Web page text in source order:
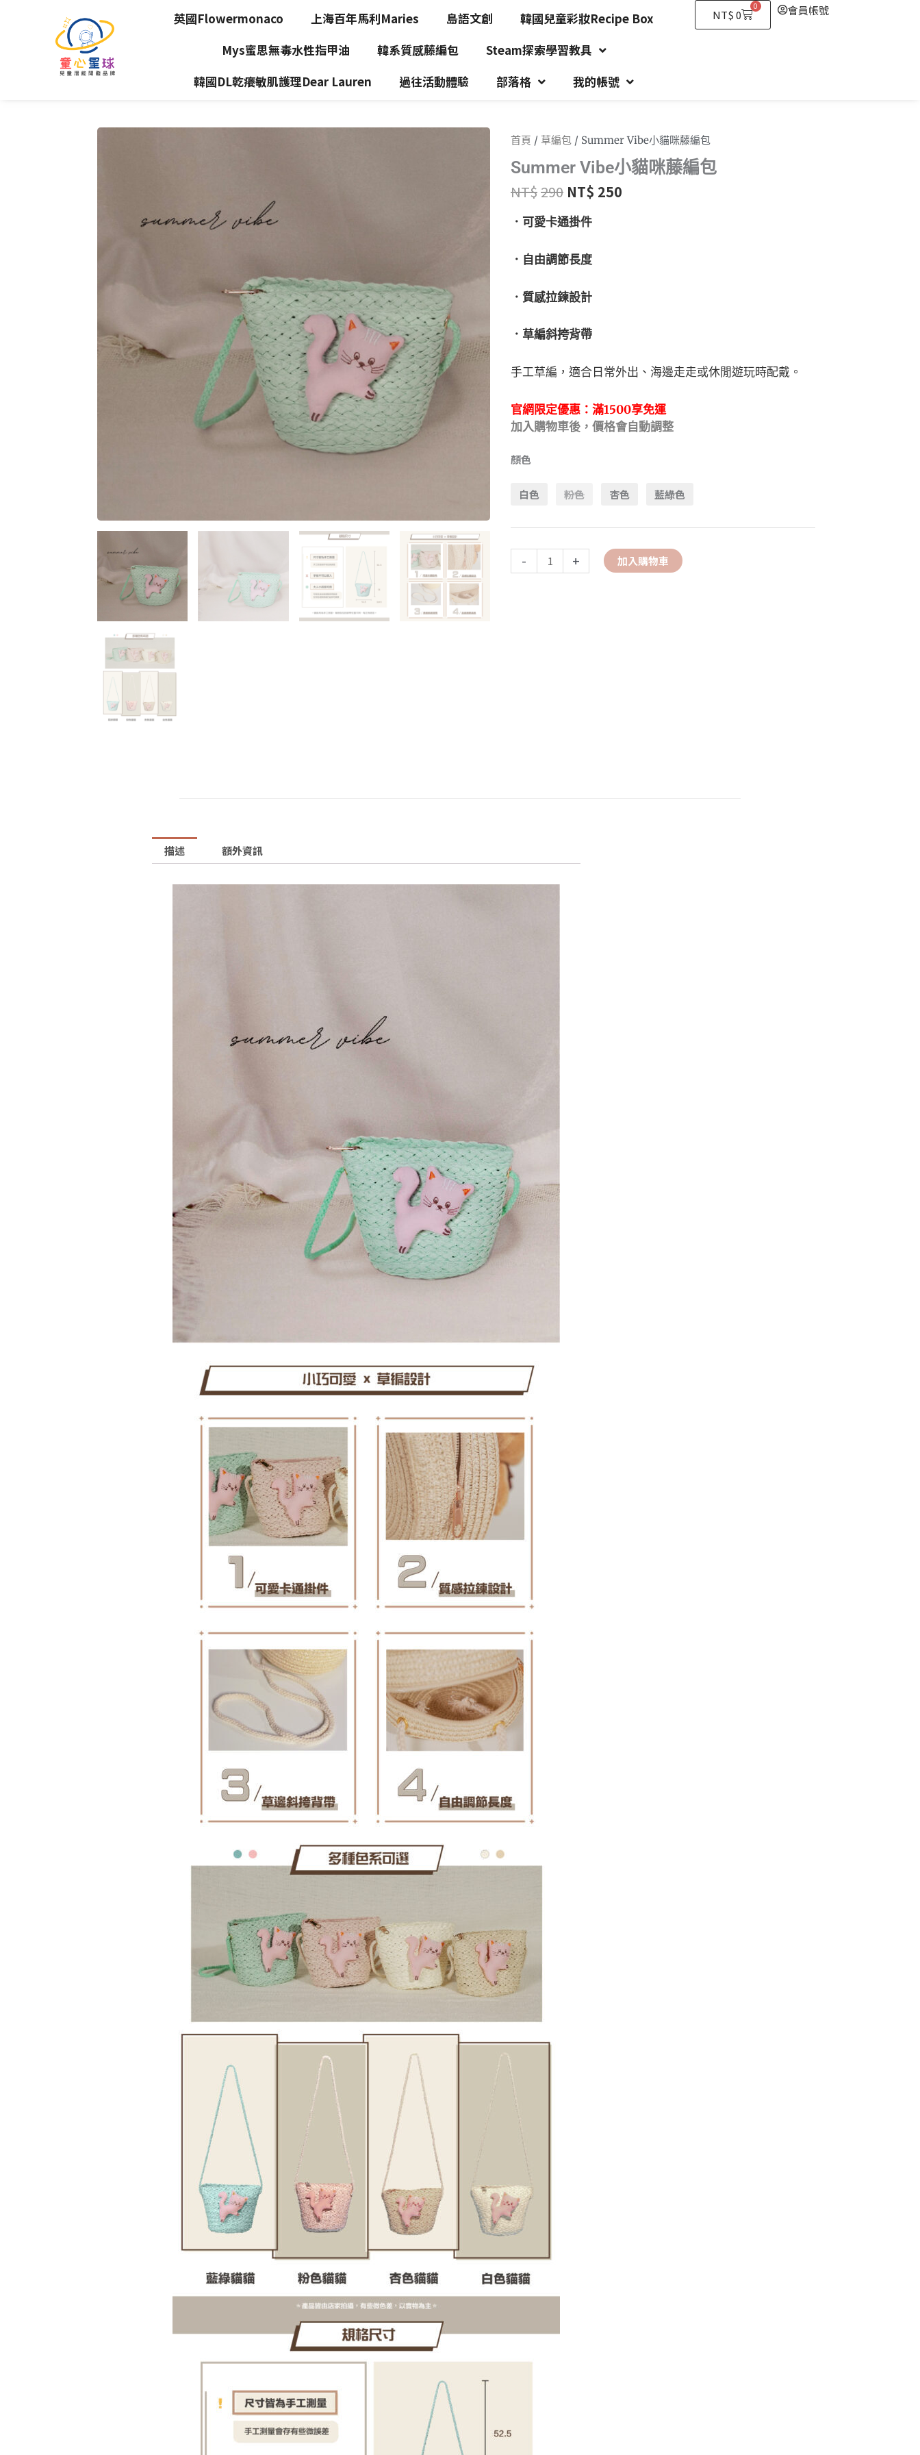
英國Flowermonaco 上海百年馬利Maries 島語文創
韓國兒童彩妝Recipe Box
Mys蜜思無毒水性指甲油
韓系質感藤編包
Steam探索學習教具
韓國DL乾癢敏肌護理Dear Lauren
過往活動體驗 部落格 我的帳號
NT$ 0
0
購
物
會員帳號
首頁 / 草編包 / Summer Vibe小貓咪藤編包
Summer Vibe小貓咪藤編包
NT$290 NT$ 250
．可愛卡通掛件
．自由調節長度
．質感拉鍊設計
．草編斜挎背帶
手工草編，適合日常外出、海邊走走或休閒遊玩時配戴。
官網限定優惠： 滿1500享免運
加入購物車後，價格會自動調整
顏色
白色 粉色 杏色 藍綠色
- + 加入購物車
描述 額外資訊